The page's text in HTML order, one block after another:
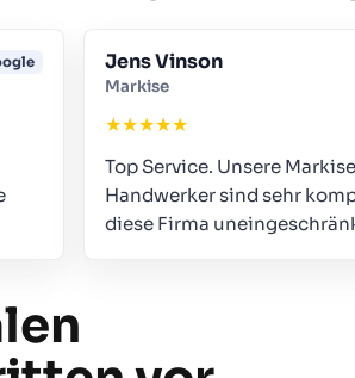
Jens Vinson
Markise
★★★★★
Top Service. Unsere
Handwerker sind sehr
diese Firma